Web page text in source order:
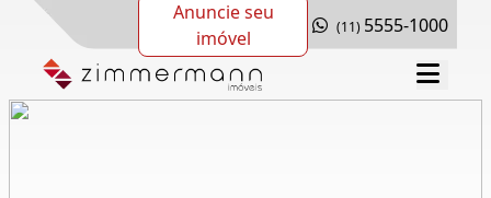
Anuncie seu
imóvel
(11) 5555-1000